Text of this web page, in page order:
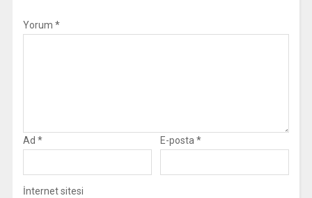
Yorum *
Ad * E-posta*
İnternet sitesi